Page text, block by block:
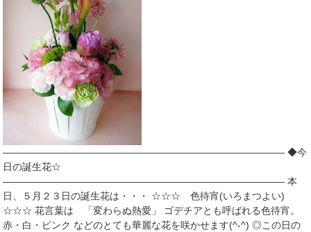
――――――――――――――――――――――――――――― ◆今
日の誕生花☆
――――――――――――――――――――――――――――― 本
日、５月２３日の誕生花は・・・ ☆☆☆ 色待宵(いろまつよい)
☆☆☆ 花言葉は 「変わらぬ熱愛」 ゴデチアとも呼ばれる色待宵。
赤・白・ピンク などのとても華麗な花を咲かせます(^-^) ◎この日の